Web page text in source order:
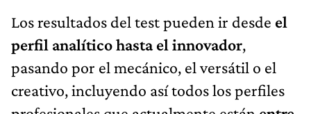
Los resultados del test pueden ir desde el
perfil analítico hasta el innovador,
pasando por el mecánico, el versátil o el
creativo, incluyendo así todos los perfiles